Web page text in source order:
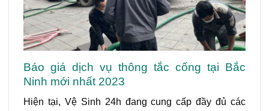
Báo giá dịch vụ thông tắc cống tại Bắc
Ninh mới nhất 2023
Hiện tại, Vệ Sinh 24h đang cung cấp đầy đủ các